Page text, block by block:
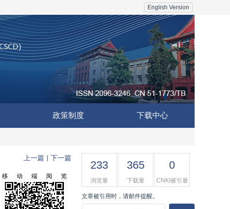
English Version
政策制度 下载中心
上一篇 下一篇
移动端阅览
233
浏览量
365
下载量
0
CNKI被引量
文章被引用时，请邮件提醒。